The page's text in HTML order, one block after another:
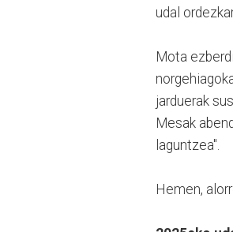
udal
Mota
jarduerak
Mesak
laguntzea".
Hemen,